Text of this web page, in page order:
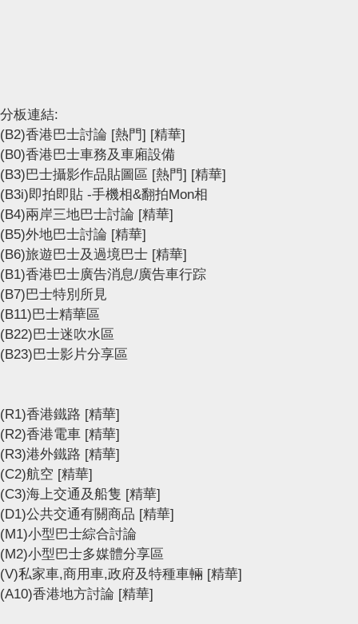
分板連結:
(B2)香港巴士討論 [熱門] [精華]
(B0)香港巴士車務及車廂設備
(B3)巴士攝影作品貼圖區 [熱門] [精華]
(B3i)即拍即貼 -手機相&翻拍Mon相
(B4)兩岸三地巴士討論 [精華]
(B5)外地巴士討論 [精華]
(B6)旅遊巴士及過境巴士 [精華]
(B1)香港巴士廣告消息/廣告車行踪
(B7)巴士特別所見
(B11)巴士精華區
(B22)巴士迷吹水區
(B23)巴士影片分享區
(R1)香港鐵路 [精華]
(R2)香港電車 [精華]
(R3)港外鐵路 [精華]
(C2)航空 [精華]
(C3)海上交通及船隻 [精華]
(D1)公共交通有關商品 [精華]
(M1)小型巴士綜合討論
(M2)小型巴士多媒體分享區
(V)私家車,商用車,政府及特種車輛 [精華]
(A10)香港地方討論 [精華]